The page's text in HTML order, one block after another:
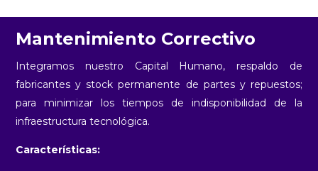
Mantenimiento Correctivo
Integramos nuestro Capital Humano, respaldo de
fabricantes y stock permanente de partes y repuestos;
para minimizar los tiempos de indisponibilidad de la
infraestructura tecnológica.
Características: